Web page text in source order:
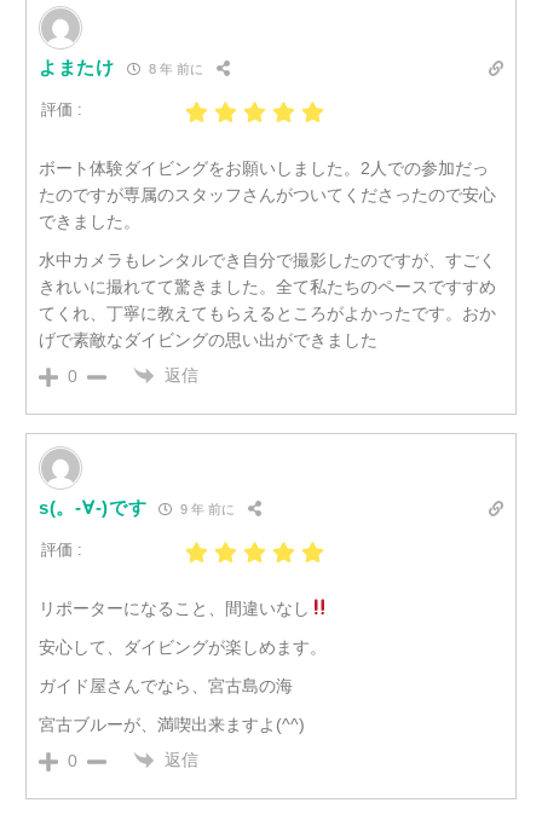
よまたけ 8 年 前に
評価 :
ボート体験ダイビングをお願いしました。2人での参加だっ
たのですが専属のスタッフさんがついてくださったので安心
できました。
水中カメラもレンタルでき自分で撮影したのですが、すごく
きれいに撮れてて驚きました。全て私たちのペースですすめ
てくれ、丁寧に教えてもらえるところがよかったです。おか
げで素敵なダイビングの思い出ができました
0
返信
s(。-∀-)です 9 年 前に
評価 :
リポーターになること、間違いなし
安心して、ダイビングが楽しめます。
ガイド屋さんでなら、宮古島の海
宮古ブルーが、満喫出来ますよ(^^)
0
返信